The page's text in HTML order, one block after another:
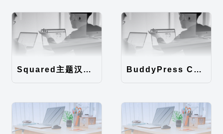
Squared主题汉化包 BuddyPress Colours主题汉化包